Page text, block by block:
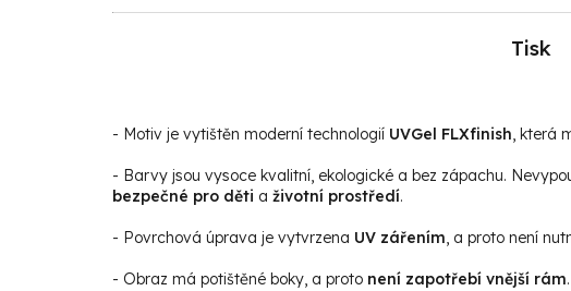
Tisk
- Motiv je vytištěn moderní technologií UVGel FLXfinish, která
- Barvy jsou vysoce kvalitní, ekologické a bez zápachu.
bezpečné pro děti a životní prostředí.
- Povrchová úprava je vytvrzena UV zářením, a proto není
- Obraz má potištěné boky, a proto není zapotřebí vnější rám